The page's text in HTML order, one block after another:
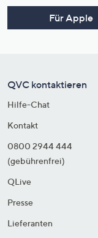
Für Apple
QVC kontaktieren
Hilfe-Chat
Kontakt
0800 2944 444
(gebührenfrei)
QLive
Presse
Lieferanten